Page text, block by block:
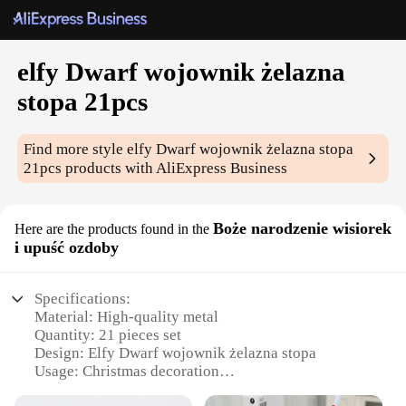
elfy Dwarf wojownik żelazna
stopa 21pcs
Find more styleelfy Dwarf wojownik żelazna stopa
21pcs products with AliExpress Business
Here are the products found in the Boże narodzenie wisiorek
i upuść ozdoby
Specifications:
Material: High-quality metal
Quantity: 21 pieces set
Design: Elfy Dwarf wojownik żelazna stopa
Usage: Christmas decoration